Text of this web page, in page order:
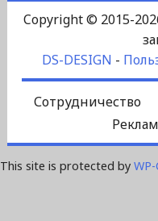
Copyright © 2015-
DS-DESIGN -
Сотрудничество
This site is protected by